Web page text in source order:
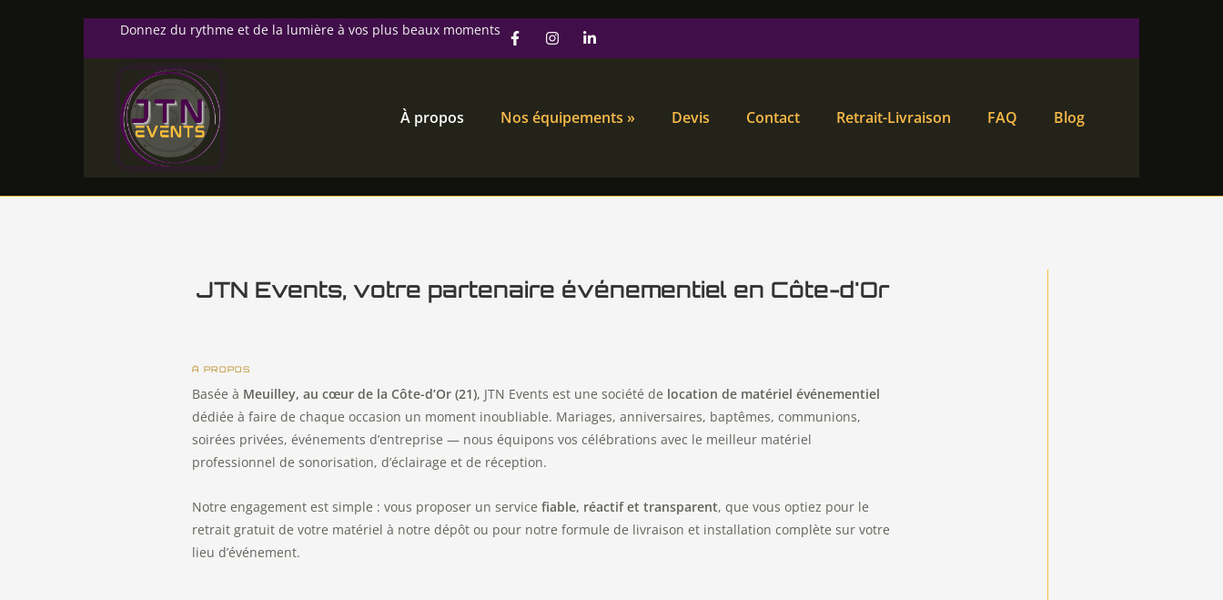
Donnez du rythme et de la lumière à vos plus beaux moments
À propos Nos équipements » Devis Contact Retrait-Livraison FAQ Blog
JTN Events, votre partenaire événementiel en Côte-d'Or
À PROPOS
Basée à Meuilley, au cœur de la Côte-d’Or (21), JTN Events est une société de location de matériel événementiel
dédiée à faire de chaque occasion un moment inoubliable. Mariages, anniversaires, baptêmes, communions,
soirées privées, événements d’entreprise — nous équipons vos célébrations avec le meilleur matériel
professionnel de sonorisation, d’éclairage et de réception.
Notre engagement est simple : vous proposer un service fiable, réactif et transparent, que vous optiez pour le
retrait gratuit de votre matériel à notre dépôt ou pour notre formule de livraison et installation complète sur votre
lieu d’événement.